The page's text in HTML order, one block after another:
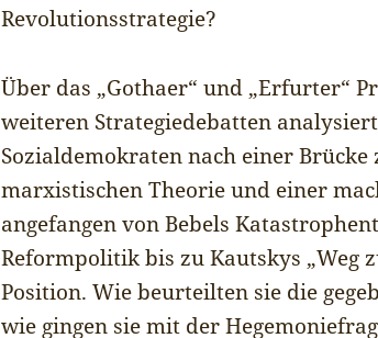
Revolutionsstrategie?
Über das „Gothaer“ und „Erfurter“
weiteren Strategiedebatten
Sozialdemokraten nach einer
marxistischen Theorie und einer
angefangen von Bebels
Reformpolitik bis zu Kautskys „Weg
Position. Wie beurteilten sie die
wie gingen sie mit der